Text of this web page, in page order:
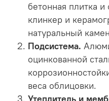
бетонная плитка
клинкер и
натуральный
Подсистема.
оцинкованной
веса облицовки.
Утеплитель и